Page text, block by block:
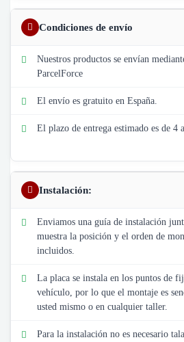
Condiciones de envío
Nuestros productos se envían
ParcelForce
El envío es gratuito en España.
El plazo de entrega estimado es de 4
Instalación:
Enviamos una guía de instalación
muestra la posición y el orden de
incluidos.
La placa se instala en los puntos de
vehículo, por lo que el montaje es
usted mismo o en cualquier taller.
Para la instalación no es necesario